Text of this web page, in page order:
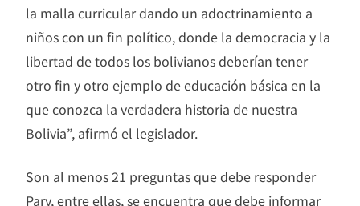
la malla curricular dando un adoctrinamiento a
niños con un fin político, donde la democracia y la
libertad de todos los bolivianos deberían tener
otro fin y otro ejemplo de educación básica en la
que conozca la verdadera historia de nuestra
Bolivia”, afirmó el legislador.
Son al menos 21 preguntas que debe responder
Pary, entre ellas, se encuentra que debe informar